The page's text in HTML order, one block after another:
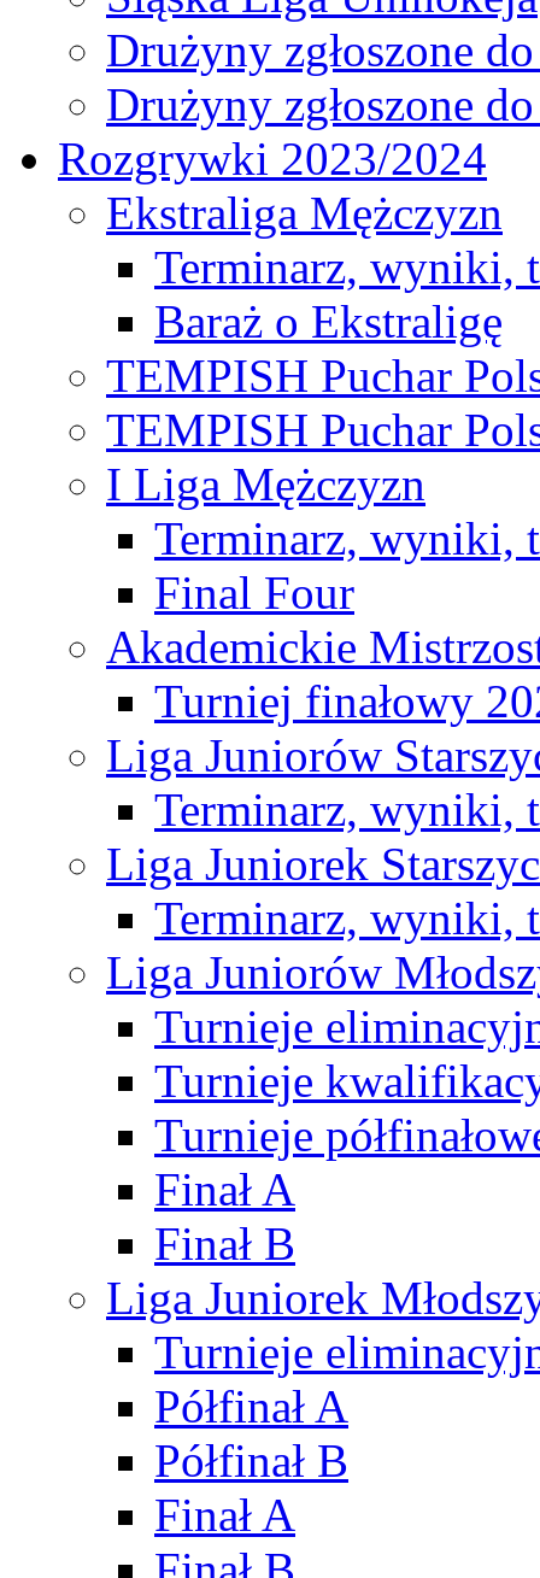
Drużyny zgłoszone
Drużyny zgłoszone
Rozgrywki 2023/2024
Ekstraliga Mężczyzn
Terminarz, wyniki,
Baraż o Ekstraligę
TEMPISH Puchar
TEMPISH Puchar
I Liga Mężczyzn
Terminarz, wyniki,
Final Four
Akademickie
Turniej finałowy
Liga Juniorów
Terminarz, wyniki,
Liga Juniorek
Terminarz, wyniki,
Liga Juniorów
Turnieje
Turnieje
Turnieje
Finał A
Finał B
Liga Juniorek
Turnieje
Półfinał A
Półfinał B
Finał A